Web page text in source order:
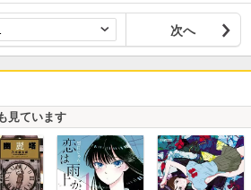
次へ
見ています